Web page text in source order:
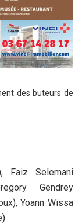
des buteurs de
Faiz Selemani
Gendrey
Yoann Wissa